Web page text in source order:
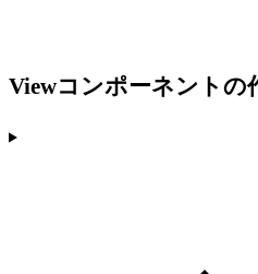
Viewコンポーネントの